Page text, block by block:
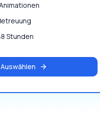
Stunden
Auswählen